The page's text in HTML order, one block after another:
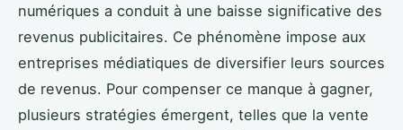
numériques a conduit à une baisse significative des
revenus publicitaires. Ce phénomène impose aux
entreprises médiatiques de diversifier leurs sources
de revenus. Pour compenser ce manque à gagner,
plusieurs stratégies émergent, telles que la vente